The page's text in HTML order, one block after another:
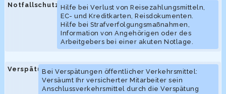
Notfallschutz Hilfe bei Verlust von Reisezahlungsmitteln,
EC- und Kreditkarten, Reisdokumenten.
Hilfe bei Strafverfolgungsmaßnahmen,
Information von Angehörigen oder des
Arbeitgebers bei einer akuten Notlage.
Verspätungsschutz
Bei Verspätungen öffentlicher Verkehrsmittel:
Versäumt Ihr versicherter Mitarbeiter sein
Anschlussverkehrsmittel durch die Verspätung